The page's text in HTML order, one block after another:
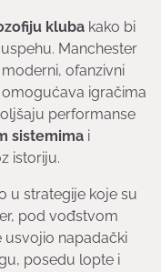
kluba kako bi
Manchester
ofanzivni
igračima
performanse
sistemima i
istoriju.
u strategije koje su
pod vođstvom
usvojio napadački
posedu lopte i